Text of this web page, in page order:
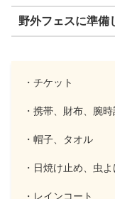
野外フェスに準備
・チケット
・携帯、財布、腕
・帽子、タオル
・日焼け止め、虫
・レインコート